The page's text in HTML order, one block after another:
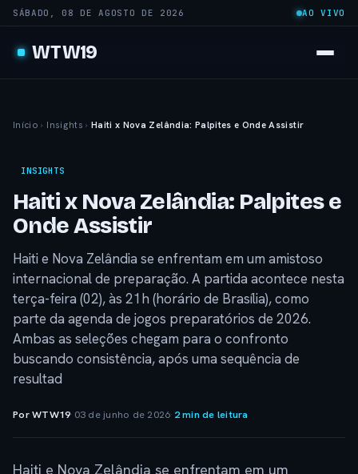
SÁBADO, 08 DE AGOSTO DE 2026 AO VIVO
WTW19
Início › Insights › Haiti x Nova Zelândia: Palpites e Onde Assistir
INSIGHTS
Haiti x Nova Zelândia: Palpites e
Onde Assistir
Haiti e Nova Zelândia se enfrentam em um amistoso
internacional de preparação. A partida acontece nesta
terça-feira (02), às 21h (horário de Brasília), como
parte da agenda de jogos preparatórios de 2026.
Ambas as seleções chegam para o confronto
buscando consistência, após uma sequência de
resultad
Por WTW19· 03 de junho de 2026· 2 min de leitura
Haiti e Nova Zelândia se enfrentam em um